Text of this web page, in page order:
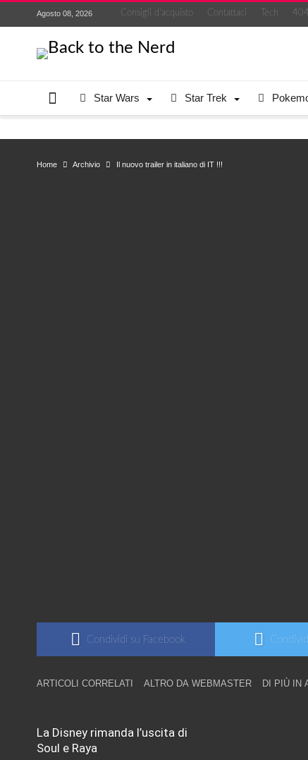
Agosto 08, 2026 Consigli d’acquisto Contattaci Tech
Star Wars Star Trek
Home Archivio Il nuovo trailer in italiano di IT !!!
Condividi su Facebook
ARTICOLI CORRELATI ALTRO DA WEBMASTER DI PIÙ IN
La Disney rimanda l’uscita di
Soul e Raya